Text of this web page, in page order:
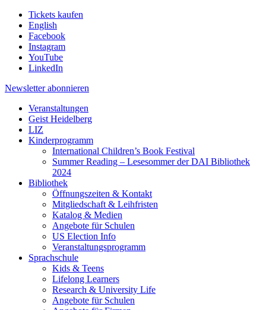
Tickets kaufen
English
Facebook
Instagram
YouTube
LinkedIn
Newsletter abonnieren
Veranstaltungen
Geist Heidelberg
LIZ
Kinderprogramm
International Children’s Book Festival
Summer Reading – Lesesommer der DAI Bibliothek
2024
Bibliothek
Öffnungszeiten & Kontakt
Mitgliedschaft & Leihfristen
Katalog & Medien
Angebote für Schulen
US Election Info
Veranstaltungsprogramm
Sprachschule
Kids & Teens
Lifelong Learners
Research & University Life
Angebote für Schulen